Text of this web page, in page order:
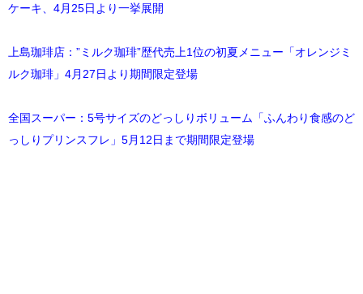
ケーキ、4月25日より一挙展開
上島珈琲店：”ミルク珈琲”歴代売上1位の初夏メニュー「オレンジミ
ルク珈琲」4月27日より期間限定登場
全国スーパー：5号サイズのどっしりボリューム「ふんわり食感のど
っしりプリンスフレ」5月12日まで期間限定登場